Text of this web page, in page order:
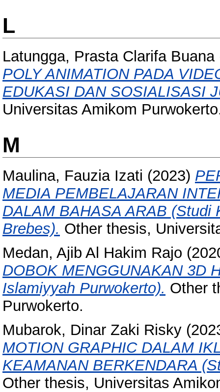
L
Latungga, Prasta Clarifa Buana
POLY ANIMATION PADA
EDUKASI DAN SOSIALISASI
Universitas Amikom
M
Maulina, Fauzia Izati (2023)
MEDIA PEMBELAJARAN
DALAM BAHASA ARAB
Brebes). Other thesis,
Medan, Ajib Al Hakim Rajo
DOBOK MENGGUNAKAN 3D
Islamiyyah Purwokerto). Other
Purwokerto.
Mubarok, Dinar Zaki Risky
MOTION GRAPHIC DALAM
KEAMANAN BERKENDARA
Other thesis, Universitas